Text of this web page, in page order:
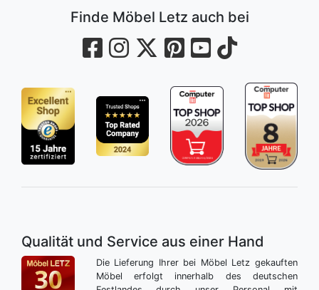
Finde Möbel Letz auch bei
Qualität und Service aus einer Hand
Die Lieferung Ihrer bei Möbel Letz gekauften
Möbel erfolgt innerhalb des deutschen